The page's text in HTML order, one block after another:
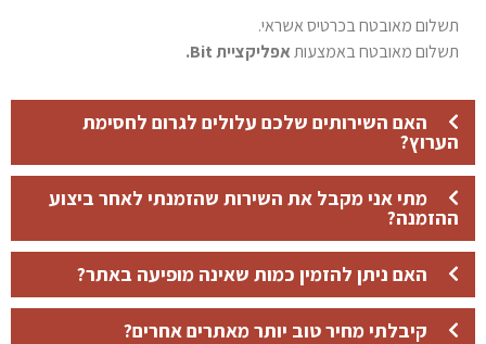
תשלום מאובטח בכרטיס אשראי.
תשלום מאובטח באמצעותאפליקציית Bit.
האם השירותים שלכם עלולים לגרום לחסימת
הערוץ?
מתי אני מקבל את השירות שהזמנתי לאחר ביצוע
ההזמנה?
האם ניתן להזמין כמות שאינה מופיעה באתר?
קיבלתי מחיר טוב יותר מאתרים אחרים?